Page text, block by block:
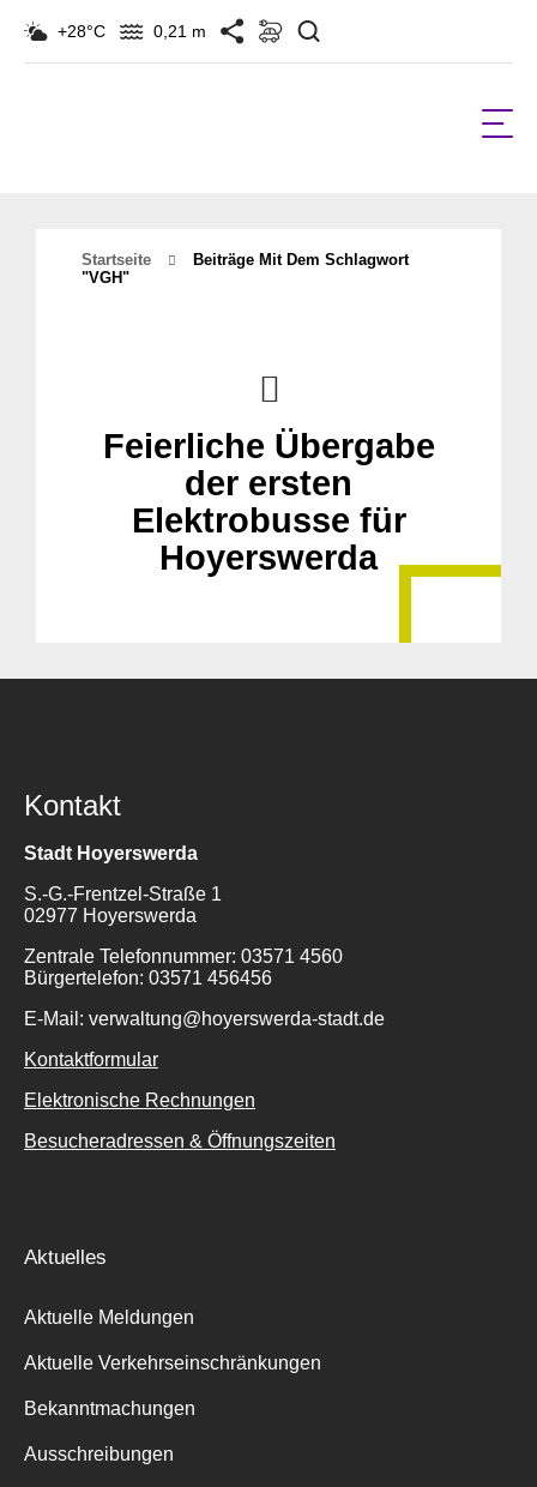
+28°C 0,21 m
Startseite
Beiträge Mit Dem Schlagwort
"VGH"
Feierliche Übergabe
der ersten
Elektrobusse für
Hoyerswerda
Kontakt
Stadt Hoyerswerda
S.-G.-Frentzel-Straße 1
02977 Hoyerswerda
Zentrale Telefonnummer: 03571 4560
Bürgertelefon: 03571 456456
E-Mail: verwaltung@hoyerswerda-stadt.de
Kontaktformular
Elektronische Rechnungen
Besucheradressen & Öffnungszeiten
Aktuelles
Aktuelle Meldungen
Aktuelle Verkehrseinschränkungen
Bekanntmachungen
Ausschreibungen